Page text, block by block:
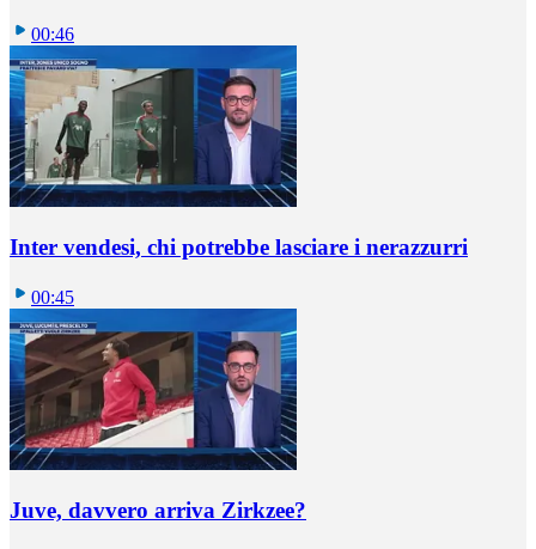
00:46
Inter vendesi, chi potrebbe lasciare i nerazzurri
00:45
Juve, davvero arriva Zirkzee?